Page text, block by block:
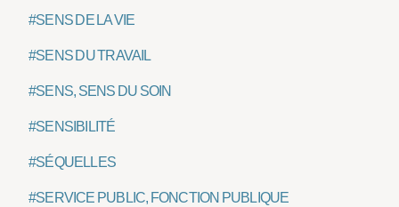
#SENS DE LA VIE
#SENS DU TRAVAIL
#SENS, SENS DU SOIN
#SENSIBILITÉ
#SÉQUELLES
#SERVICE PUBLIC, FONCTION PUBLIQUE